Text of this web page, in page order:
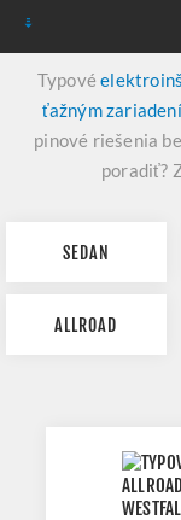
Typové
ťažným
pinové riešenia
poradiť?
SEDAN
ALLROAD